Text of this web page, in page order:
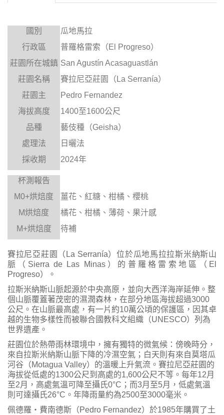
國別
瓜地馬拉
行政區
普羅格雷索（El Progreso）
莊園所在城鎮 San Agustín Acasaguastlán
莊園名稱
賽拉尼亞莊園（La Serranía）
莊園主
Pedro Fernandez
海拔高度
1400至1600公尺
品種
藝伎種（Geisha）
處理法
日曬法
採收期
2024年
杯測報告
M0+烘焙度
薑花、紅糖、柑橘、櫻桃
M烘焙度
橘花、柑橘、薄荷、果汁感
M+烘焙度 待補
賽拉尼亞莊園（La Serranía）位於瓜地馬拉拉斯米納斯山
脈（Sierra de Las Minas）的普羅格雷索地區（El
Progreso）。
拉斯米納斯山脈起源於中央高原，並向大西洋海岸延伸。整
個山脈覆蓋著茂密的濕潤森林，在部分地區海拔超過3000
公尺。在山脈最高處，有一片約10萬公頃的保護區，因其卓
越的生物多樣性而被聯合國教科文組織（UNESCO）列為
世界遺產。
莊園位於熱帶雨林環境中，擁有獨特的微氣候：傍晚時分，
來自拉斯米納斯山脈下降的冷濕空氣；白天則有來自莫塔瓜
河谷（Motagua Valley）的溫暖上升氣流。賽拉尼亞莊園的
海拔從低處的1300公尺到高處的1,600公尺不等。每年12月
至2月，高處氣溫可降至攝氏0°C；而3月至5月，低處氣溫
則可達攝氏26°C。年降雨量約為2500至3000毫米。
佩德羅・費南德斯（Pedro Fernandez）於1985年購買了土